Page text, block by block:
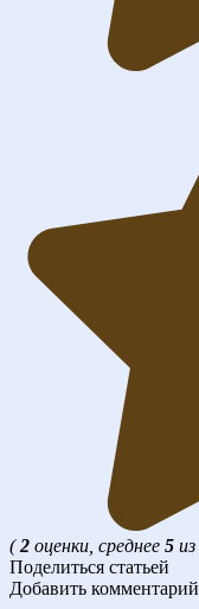
(2 оценки, среднее 5 из
Поделиться статьей
Добавить комментарий